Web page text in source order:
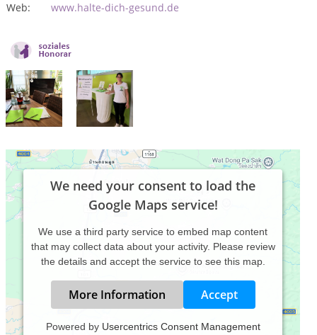
Web:
www.halte-dich-gesund.de
We need your consent to load the
Google Maps service!
We use a third party service to embed map content
that may collect data about your activity. Please review
the details and accept the service to see this map.
More Information Accept
Powered by Usercentrics Consent Management